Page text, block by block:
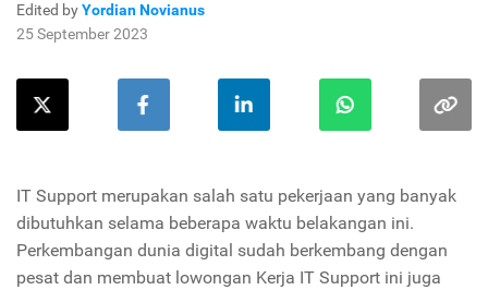
Edited byYordian Novianus
25 September 2023
IT Support merupakan salah satu pekerjaan yang banyak
dibutuhkan selama beberapa waktu belakangan ini.
Perkembangan dunia digital sudah berkembang dengan
pesat dan membuat lowongan Kerja IT Support ini juga